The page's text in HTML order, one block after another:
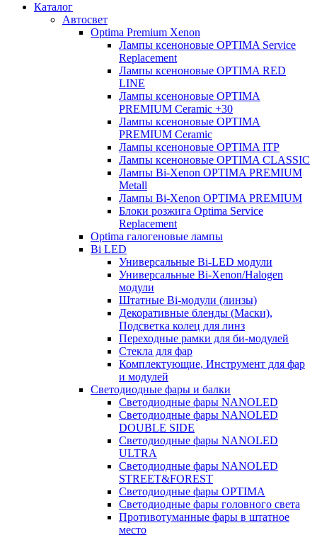
Каталог
Автосвет
Optima Premium Xenon
Лампы ксеноновые OPTIMA Service
Replacement
Лампы ксеноновые OPTIMA RED
LINE
Лампы ксеноновые OPTIMA
PREMIUM Ceramic +30
Лампы ксеноновые OPTIMA
PREMIUM Ceramic
Лампы ксеноновые OPTIMA ITP
Лампы ксеноновые OPTIMA CLASSIC
Лампы Bi-Xenon OPTIMA PREMIUM
Metall
Лампы Bi-Xenon OPTIMA PREMIUM
Блоки розжига Optima Service
Replacement
Optima галогеновые лампы
Bi LED
Универсальные Bi-LED модули
Универсальные Bi-Xenon/Halogen
модули
Штатные Bi-модули (линзы)
Декоративные бленды (Маски),
Подсветка колец для линз
Переходные рамки для би-модулей
Стекла для фар
Комплектующие, Инструмент для фар
и модулей
Светодиодные фары и балки
Светодиодные фары NANOLED
Светодиодные фары NANOLED
DOUBLE SIDE
Светодиодные фары NANOLED
ULTRA
Светодиодные фары NANOLED
STREET&FOREST
Светодиодные фары OPTIMA
Светодиодные фары головного света
Противотуманные фары в штатное
место